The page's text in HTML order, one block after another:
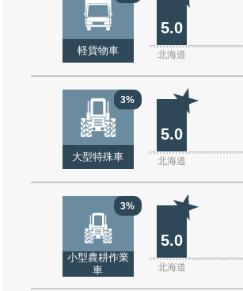
軽貨物車
5.0
北海道
3%
大型特殊車
5.0
北海道
3%
小型農耕作業
車
5.0
北海道